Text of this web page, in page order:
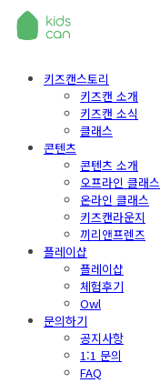
키즈캔스토리
키즈캔 소개
키즈캔 소식
클래스
콘텐츠
콘텐츠 소개
오프라인 클래스
온라인 클래스
키즈캔라운지
끼리앤프렌즈
플레이샵
플레이샵
체험후기
Owl
문의하기
공지사항
1:1 문의
FAQ